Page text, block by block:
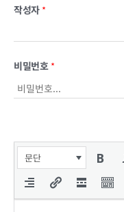
작성자 *
비밀번호 *
문단